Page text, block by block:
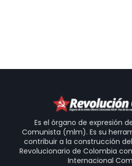
Es el órgano de expresión
Comunista (mlm). Es su
contribuir a la construcción
Revolucionario de Colombia
Internacional